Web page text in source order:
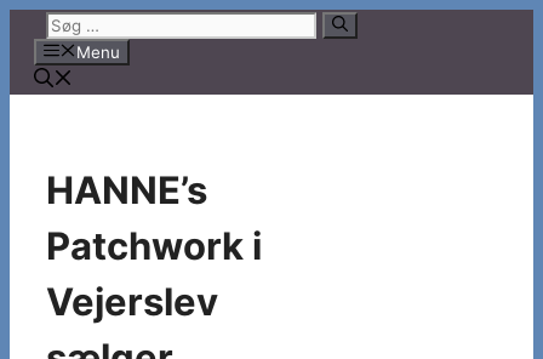
indhold
Søg
efter:Menu
HANNE’s
Patchwork i
Vejerslev